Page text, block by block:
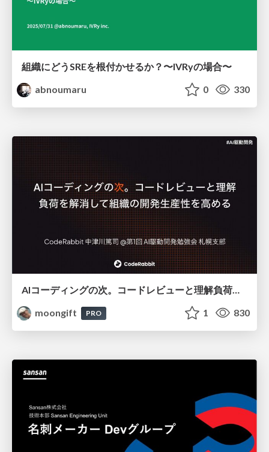
組織にどうSREを根付かせるか？〜IVRyの場合〜
abnoumaru
0 330
AIコーディングの次。コードレビューと理解負荷を解消して組織の開発生産性を高める
moongift
PRO 1 830